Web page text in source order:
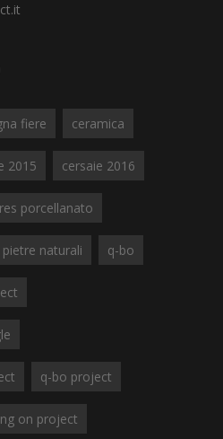
fiere ceramica
2015 cersaie 2016
porcellanato
pietre naturali q-bo
q-bo project
on project